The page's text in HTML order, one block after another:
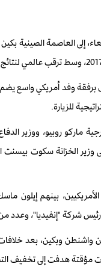
إلى العاصمة الصينية
وفد أمريكي واسع
للزيارة.
ماركو روبيو، ووزير
وزير الخزانة سكوت
الأمريكيين، بينهم
وعدد من ممثلي 17 شركة
واشنطن وبكين، بعد
مؤقتة هدفت إلى تخفيف